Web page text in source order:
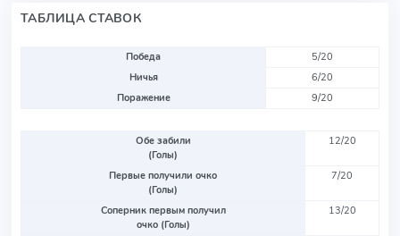
ТАБЛИЦА СТАВОК
Победа
5/20
Ничья
6/20
Поражение
9/20
Обе забили
(Голы)
12/20
Первые получили очко
(Голы)
7/20
Соперник первым получил
очко (Голы)
13/20